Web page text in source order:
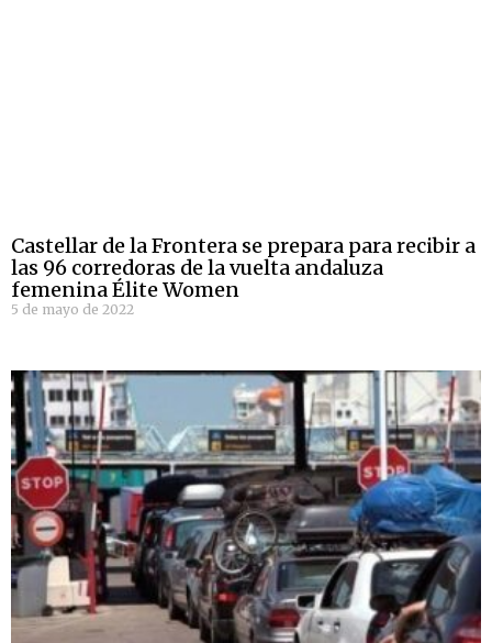
Castellar de la Frontera se prepara para recibir a
las 96 corredoras de la vuelta andaluza
femenina Élite Women
5 de mayo de 2022